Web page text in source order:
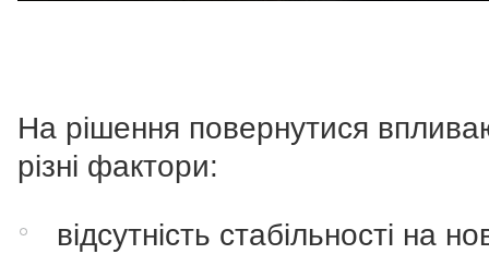
На рішення повернутися
різні фактори:
відсутність стабільності на